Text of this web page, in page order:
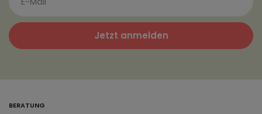
Jetzt anmelden
BERATUNG